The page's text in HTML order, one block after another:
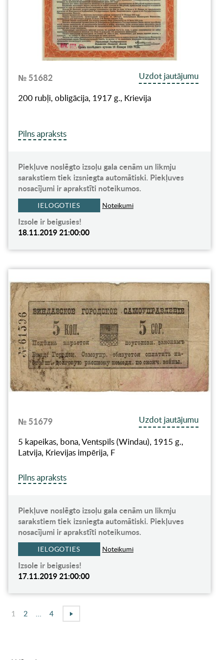
№ 51682
Uzdot jautājumu
200 rubļi, obligācija, 1917 g., Krievija
Pilns apraksts
Piekļuve noslēgto izsoļu gala cenām un likmju
sarakstiem tiek izsniegta automātiski. Piekļuves
nosacījumi ir aprakstīti noteikumos.
IELOGOTIES Noteikumi
Izsole ir beigusies!
18.11.2019 21:00:00
№ 51679
Uzdot jautājumu
5 kapeikas, bona, Ventspils (Windau), 1915 g.,
Latvija, Krievijas impērija, F
Pilns apraksts
Piekļuve noslēgto izsoļu gala cenām un likmju
sarakstiem tiek izsniegta automātiski. Piekļuves
nosacījumi ir aprakstīti noteikumos.
IELOGOTIES Noteikumi
Izsole ir beigusies!
17.11.2019 21:00:00
1 2 4